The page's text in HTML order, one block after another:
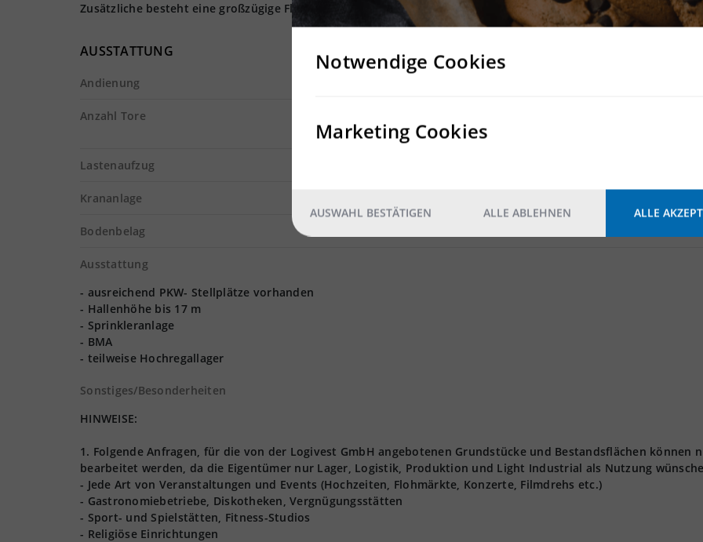
Zusätzliche besteht eine großzügige Fläche als Baureserve.
AUSSTATTUNG
Andienung
Anzahl Tore
Lastenaufzug
Krananlage
Bodenbelag
Ausstattung
- ausreichend PKW- Stellplätze vorhanden
- Hallenhöhe bis 17 m
- Sprinkleranlage
- BMA
- teilweise Hochregallager
Sonstiges/Besonderheiten
HINWEISE:
1. Folgende Anfragen, für die von der Logivest GmbH angebotenen Grundstücke und Bestandsflächen können
bearbeitet werden, da die Eigentümer nur Lager, Logistik, Produktion und Light Industrial als Nutzung
- Jede Art von Veranstaltungen und Events (Hochzeiten, Flohmärkte, Konzerte, Filmdrehs etc.)
- Gastronomiebetriebe, Diskotheken, Vergnügungsstätten
- Sport- und Spielstätten, Fitness-Studios
- Religiöse Einrichtungen
Notwendige Cookies
Marketing Cookies
AUSWAHL BESTÄTIGEN ALLE ABLEHNEN ALLE